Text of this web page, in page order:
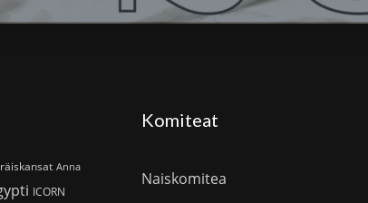
Anna
ICORN
Komiteat
Naiskomitea